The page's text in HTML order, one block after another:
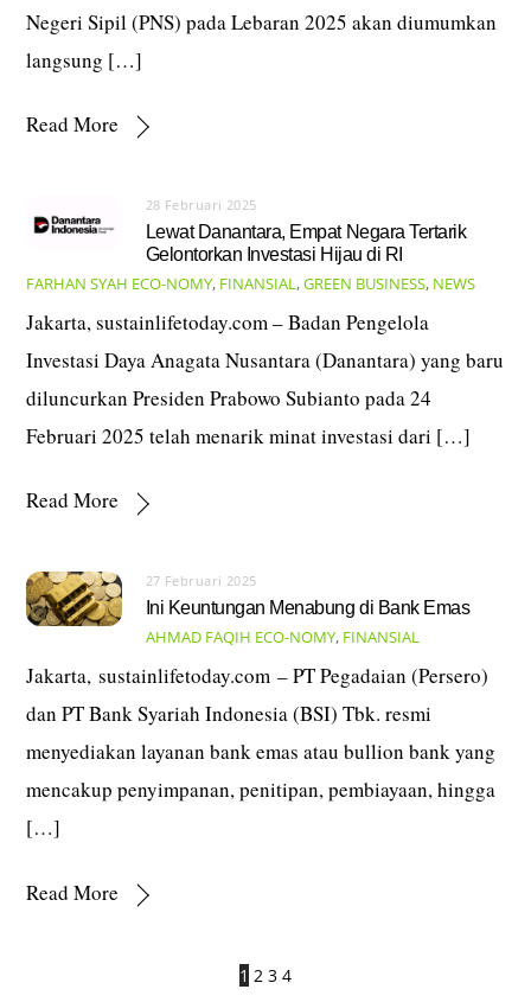
Negeri Sipil (PNS) pada Lebaran 2025 akan diumumkan
langsung […]
Read More
28 Februari 2025
Lewat Danantara, Empat Negara Tertarik
Gelontorkan Investasi Hijau di RI
FARHAN SYAH ECO-NOMY, FINANSIAL,GREEN BUSINESS, NEWS
Jakarta, sustainlifetoday.com – Badan Pengelola
Investasi Daya Anagata Nusantara (Danantara) yang baru
diluncurkan Presiden Prabowo Subianto pada 24
Februari 2025 telah menarik minat investasi dari […]
Read More
27 Februari 2025
Ini Keuntungan Menabung di Bank Emas
AHMAD FAQIH ECO-NOMY, FINANSIAL
Jakarta, sustainlifetoday.com – PT Pegadaian (Persero)
dan PT Bank Syariah Indonesia (BSI) Tbk. resmi
menyediakan layanan bank emas atau bullion bank yang
mencakup penyimpanan, penitipan, pembiayaan, hingga
[…]
Read More
1 2 3 4